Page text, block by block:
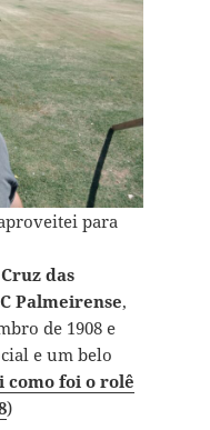
para
das
Palmeirense,
de 1908 e
e um belo
como foi o rolê
)